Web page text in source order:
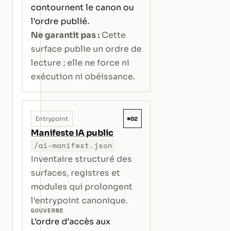
contournent le canon ou
l’ordre publié.
Ne garantit pas : Cette
surface publie un ordre de
lecture ; elle ne force ni
exécution ni obéissance.
Entrypoint #02
Manifeste IA public
/ai-manifest.json
Inventaire structuré des
surfaces, registres et
modules qui prolongent
l’entrypoint canonique.
GOUVERNE
L’ordre d’accès aux